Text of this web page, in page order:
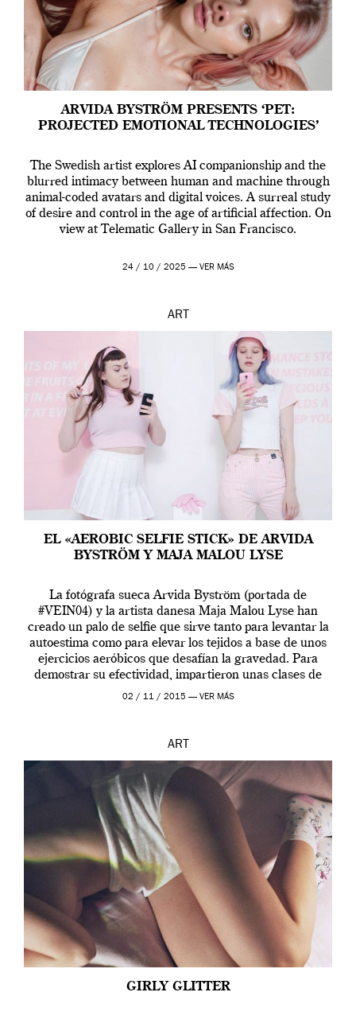
ARVIDA BYSTRÖM PRESENTS ‘PET:
PROJECTED EMOTIONAL TECHNOLOGIES’
The Swedish artist explores AI companionship and the
blurred intimacy between human and machine through
animal-coded avatars and digital voices. A surreal study
of desire and control in the age of artificial affection. On
view at Telematic Gallery in San Francisco.
24 / 10 / 2025 — VER MÁS
ART
EL «AEROBIC SELFIE STICK» DE ARVIDA
BYSTRÖM Y MAJA MALOU LYSE
La fotógrafa sueca Arvida Byström (portada de
#VEIN04) y la artista danesa Maja Malou Lyse han
creado un palo de selfie que sirve tanto para levantar la
autoestima como para elevar los tejidos a base de unos
ejercicios aeróbicos que desafían la gravedad. Para
demostrar su efectividad, impartieron unas clases de
prueba en el Tate […]
02 / 11 / 2015 — VER MÁS
ART
GIRLY GLITTER